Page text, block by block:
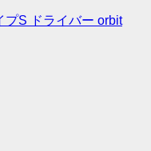
プS ドライバー orbit